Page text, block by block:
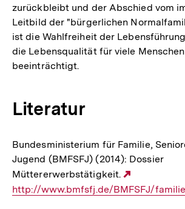
zurückbleibt und der Abschied vom
Leitbild der "bürgerlichen
ist die Wahlfreiheit der
die Lebensqualität für viele
beeinträchtigt.
Literatur
Bundesministerium für Familie,
Jugend (BMFSFJ) (2014): Dossier
Müttererwerbstätigkeit.
Link:
http://www.bmfsfj.de/BMFSFJ/